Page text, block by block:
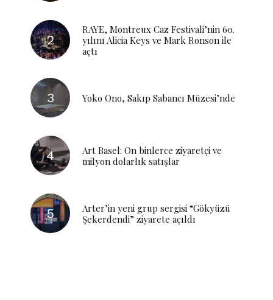
RAYE, Montreux Caz Festivali’nin 60.
yılını Alicia Keys ve Mark Ronson ile
açtı
Yoko Ono, Sakıp Sabancı Müzesi’nde
Art Basel: On binlerce ziyaretçi ve
milyon dolarlık satışlar
Arter’in yeni grup sergisi “Gökyüzü
Şekerdendi” ziyarete açıldı